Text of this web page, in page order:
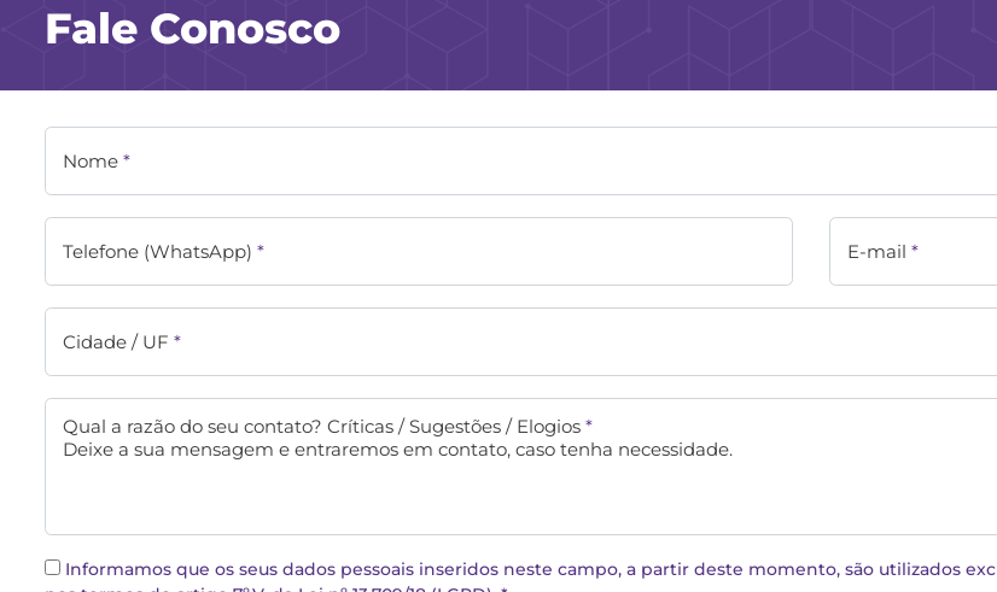
Fale Conosco
Nome *
Telefone (WhatsApp) * E-mail *
Cidade / UF *
Qual a razão do seu contato? Críticas / Sugestões / Elogios *
Deixe a sua mensagem e entraremos em contato, caso tenha necessidade.
Informamos que os seus dados pessoais inseridos neste campo, a partir deste momento, são utilizados